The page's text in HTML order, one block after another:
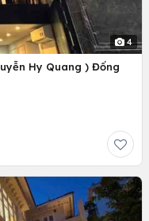
4
Hy Quang ) Đống